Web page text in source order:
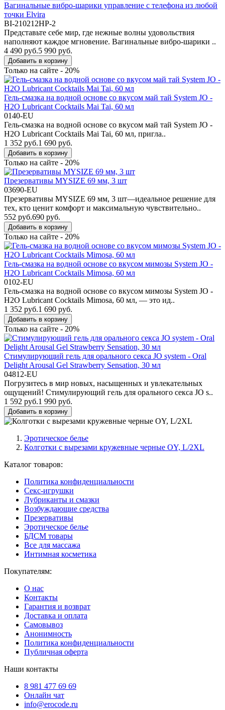
Вагинальные вибро-шарики управление с телефона из любой
точки Elvira
BI-210212HP-2
Представьте себе мир, где нежные волны удовольствия
наполняют каждое мгновение. Вагинальные вибро-шарики ..
4 490 руб.5 990 руб.
Добавить в корзину
Только на сайте - 20%
Гель-смазка на водной основе со вкусом май тай System JO -
H2O Lubricant Cocktails Mai Tai, 60 мл
0140-EU
Гель-смазка на водной основе со вкусом май тай System JO -
H2O Lubricant Cocktails Mai Tai, 60 мл, пригла..
1 352 руб.1 690 руб.
Добавить в корзину
Только на сайте - 20%
Презервативы MYSIZE 69 мм, 3 шт
03690-EU
Презервативы MYSIZE 69 мм, 3 шт—идеальное решение для
тех, кто ценит комфорт и максимальную чувствительно..
552 руб.690 руб.
Добавить в корзину
Только на сайте - 20%
Гель-смазка на водной основе со вкусом мимозы System JO -
H2O Lubricant Cocktails Mimosa, 60 мл
0102-EU
Гель-смазка на водной основе со вкусом мимозы System JO -
H2O Lubricant Cocktails Mimosa, 60 мл, — это ид..
1 352 руб.1 690 руб.
Добавить в корзину
Только на сайте - 20%
Стимулирующий гель для орального секса JO system - Oral
Delight Arousal Gel Strawberry Sensation, 30 мл
04812-EU
Погрузитесь в мир новых, насыщенных и увлекательных
ощущений! Стимулирующий гель для орального секса JO s..
1 592 руб.1 990 руб.
Добавить в корзину
Эротическое белье
Колготки с вырезами кружевные черные OY, L/2XL
Каталог товаров:
Политика конфиденциальности
Секс-игрушки
Лубриканты и смазки
Возбуждающие средства
Презервативы
Эротическое белье
БДСМ товары
Все для массажа
Интимная косметика
Покупателям:
О нас
Контакты
Гарантия и возврат
Доставка и оплата
Самовывоз
Анонимность
Политика конфиденциальности
Публичная оферта
Наши контакты
8 981 477 69 69
Онлайн чат
info@erocode.ru